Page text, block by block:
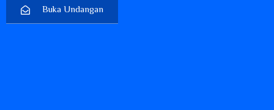
Buka Undangan